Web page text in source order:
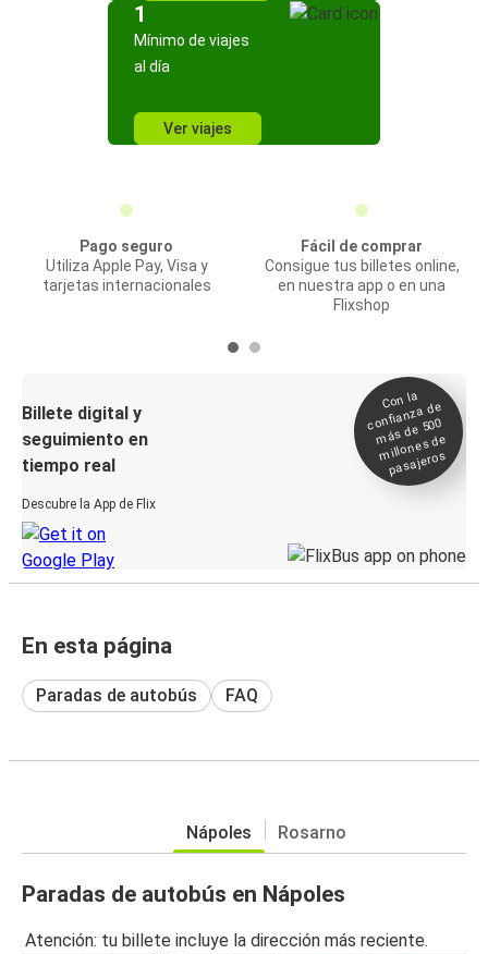
1
Mínimo de viajes
al día
Ver viajes
Pago seguro
Utiliza Apple Pay, Visa y
tarjetas internacionales
Fácil de comprar
Consigue tus billetes online,
en nuestra app o en una
Flixshop
Billete digital y
seguimiento en
tiempo real
Descubre la App de Flix
Con la
confianza de
más de 500
millones de
pasajeros
En esta página
Paradas de autobús FAQ
Nápoles Rosarno
Paradas de autobús en Nápoles
Atención: tu billete incluye la dirección más reciente.